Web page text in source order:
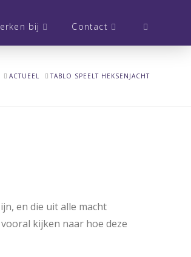
bij Contact
HOME
ACTUEEL TABLO SPEELT HEKSENJACHT
en die uit alle macht
kijken naar hoe deze